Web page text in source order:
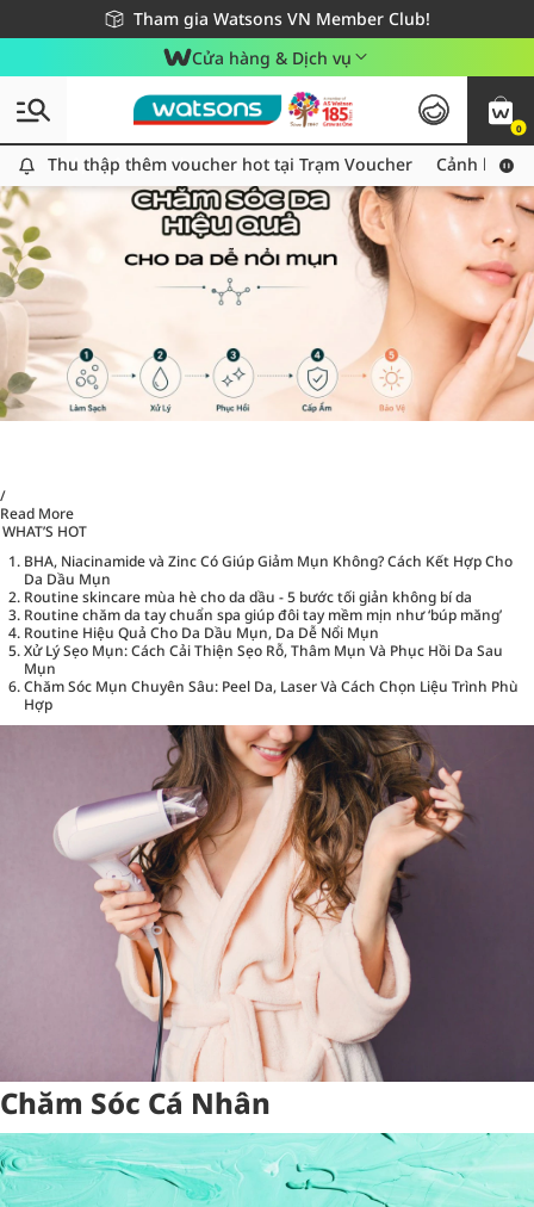
Tham gia Watsons VN Member Club!
Miễn phí giao hàng cho đơn hàng từ 249,000Đ
Giao hàng nhanh 24h - Áp dụng khu vực TP. Hồ Chí Minh
Cửa hàng & Dịch vụ
0
Thu thập thêm voucher hot tại Trạm Voucher
Thu thập thêm voucher hot tại Trạm Voucher Cảnh báo
/
Read More
WHAT’S HOT
BHA, Niacinamide và Zinc Có Giúp Giảm Mụn Không? Cách Kết Hợp Cho
Da Dầu Mụn
Routine skincare mùa hè cho da dầu - 5 bước tối giản không bí da
Routine chăm da tay chuẩn spa giúp đôi tay mềm mịn như ‘búp măng’
Routine Hiệu Quả Cho Da Dầu Mụn, Da Dễ Nổi Mụn
Xử Lý Sẹo Mụn: Cách Cải Thiện Sẹo Rỗ, Thâm Mụn Và Phục Hồi Da Sau
Mụn
Chăm Sóc Mụn Chuyên Sâu: Peel Da, Laser Và Cách Chọn Liệu Trình Phù
Hợp
Chăm Sóc Cá Nhân